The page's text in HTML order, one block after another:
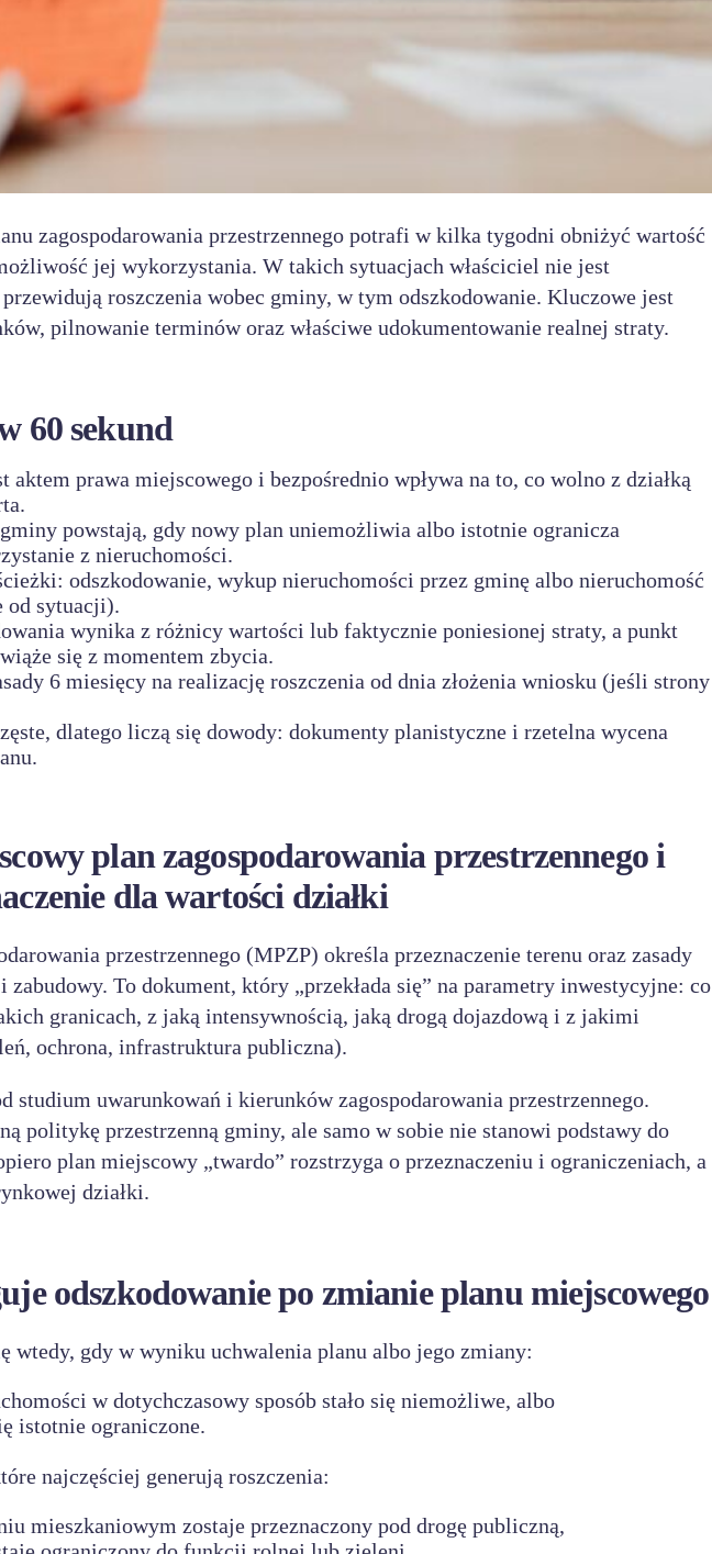
zagospodarowania przestrzennego potrafi w kilka tygodni obniżyć wartość
jej wykorzystania. W takich sytuacjach właściciel nie jest
roszczenia wobec gminy, w tym odszkodowanie. Kluczowe jest
pilnowanie terminów oraz właściwe udokumentowanie realnej straty.
60 sekund
aktem prawa miejscowego i bezpośrednio wpływa na to, co wolno z działką
powstają, gdy nowy plan uniemożliwia albo istotnie ogranicza
z nieruchomości.
odszkodowanie, wykup nieruchomości przez gminę albo nieruchomość
od sytuacji).
wynika z różnicy wartości lub faktycznie poniesionej straty, a punkt
się z momentem zbycia.
6 miesięcy na realizację roszczenia od dnia złożenia wniosku (jeśli strony
dlatego liczą się dowody: dokumenty planistyczne i rzetelna wycena
plan zagospodarowania przestrzennego i
dla wartości działki
przestrzennego (MPZP) określa przeznaczenie terenu oraz zasady
zabudowy. To dokument, który „przekłada się” na parametry inwestycyjne: co
granicach, z jaką intensywnością, jaką drogą dojazdową i z jakimi
ochrona, infrastruktura publiczna).
studium uwarunkowań i kierunków zagospodarowania przestrzennego.
politykę przestrzenną gminy, ale samo w sobie nie stanowi podstawy do
plan miejscowy „twardo” rozstrzyga o przeznaczeniu i ograniczeniach, a
działki.
odszkodowanie po zmianie planu miejscowego
wtedy, gdy w wyniku uchwalenia planu albo jego zmiany:
w dotychczasowy sposób stało się niemożliwe, albo
istotnie ograniczone.
najczęściej generują roszczenia:
mieszkaniowym zostaje przeznaczony pod drogę publiczną,